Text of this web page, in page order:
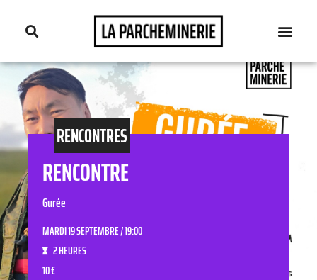
RENCONTRES
RENCONTRE
Gurée
MARDI 19 SEPTEMBRE / 19:00
2 HEURES
10 €